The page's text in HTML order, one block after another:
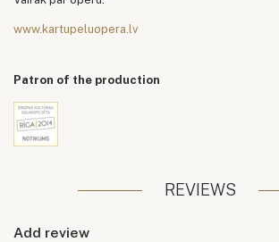
www.kartupeluopera.lv
Patron of the production
REVIEWS
Add review